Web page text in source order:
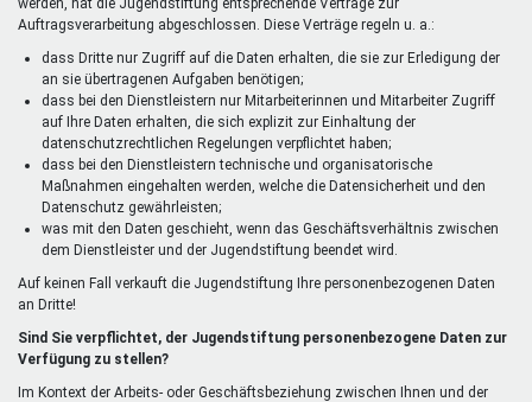
Auftragsverarbeitung abgeschlossen. Diese Verträge regeln u. a.:
dass Dritte nur Zugriff auf die Daten erhalten, die sie zur Erledigung der
an sie übertragenen Aufgaben benötigen;
dass bei den Dienstleistern nur Mitarbeiterinnen und Mitarbeiter Zugriff
auf Ihre Daten erhalten, die sich explizit zur Einhaltung der
datenschutzrechtlichen Regelungen verpflichtet haben;
dass bei den Dienstleistern technische und organisatorische
Maßnahmen eingehalten werden, welche die Datensicherheit und den
Datenschutz gewährleisten;
was mit den Daten geschieht, wenn das Geschäftsverhältnis zwischen
dem Dienstleister und der Jugendstiftung beendet wird.
Auf keinen Fall verkauft die Jugendstiftung Ihre personenbezogenen Daten
an Dritte!
Sind Sie verpflichtet, der Jugendstiftung personenbezogene Daten zur
Verfügung zu stellen?
Im Kontext der Arbeits- oder Geschäftsbeziehung zwischen Ihnen und der